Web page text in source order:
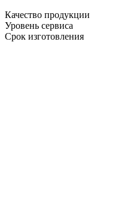
Качество продукции
Уровень сервиса
Срок изготовления